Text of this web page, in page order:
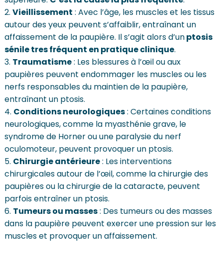
Vieillissement : Avec l’âge, les muscles et les tissus
autour des yeux peuvent s’affaiblir, entraînant un
affaissement de la paupière. Il s’agit alors d’unptosis
sénile tres fréquent en pratique clinique.
Traumatisme: Les blessures à l’œil ou aux
paupières peuvent endommager les muscles ou les
nerfs responsables du maintien de la paupière,
entraînant un ptosis.
Conditions neurologiques: Certaines conditions
neurologiques, comme la myasthénie grave, le
syndrome de Horner ou une paralysie du nerf
oculomoteur, peuvent provoquer un ptosis.
Chirurgie antérieure: Les interventions
chirurgicales autour de l’œil, comme la chirurgie des
paupières ou la chirurgie de la cataracte, peuvent
parfois entraîner un ptosis.
Tumeurs ou masses: Des tumeurs ou des masses
dans la paupière peuvent exercer une pression sur les
muscles et provoquer un affaissement.